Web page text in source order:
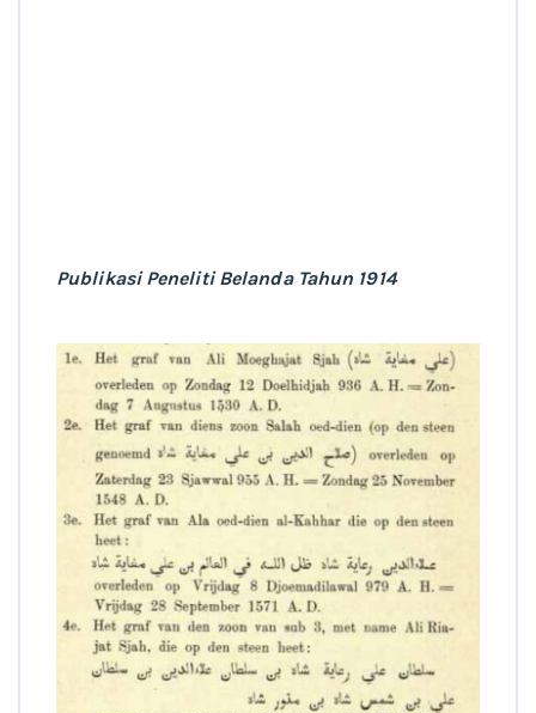
Publikasi Peneliti Belanda Tahun 1914